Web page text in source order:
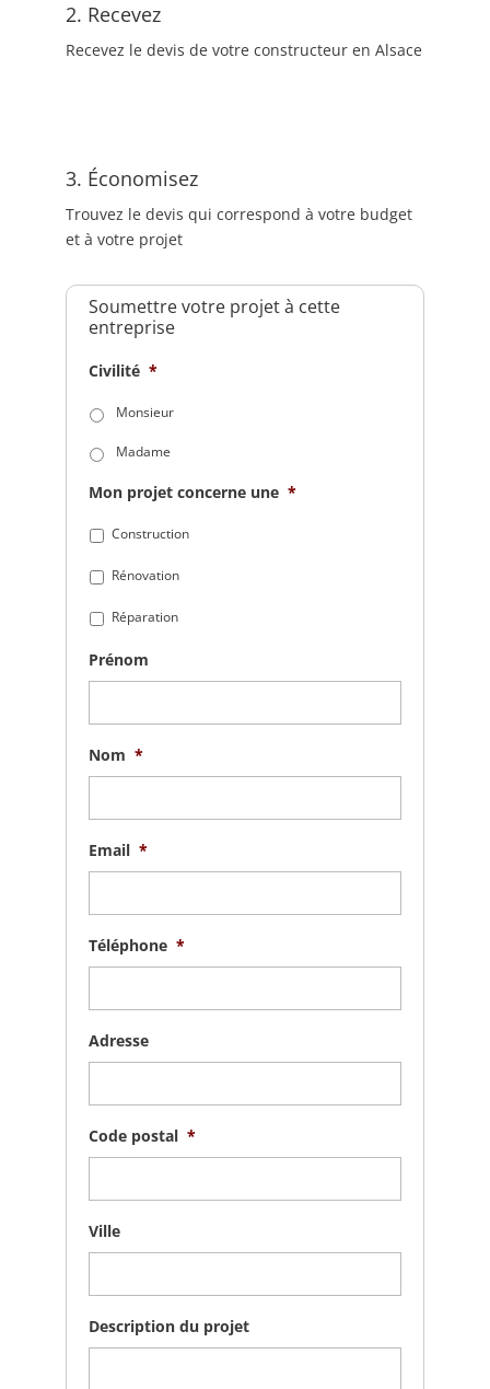
2. Recevez
Recevez le devis de votre constructeur en Alsace
3. Économisez
Trouvez le devis qui correspond à votre budget
et à votre projet
Soumettre votre projet à cette
entreprise
Civilité *
Monsieur
Madame
Mon projet concerne une *
Construction
Rénovation
Réparation
Prénom
Nom *
Email *
Téléphone *
Adresse
Code postal *
Ville
Description du projet